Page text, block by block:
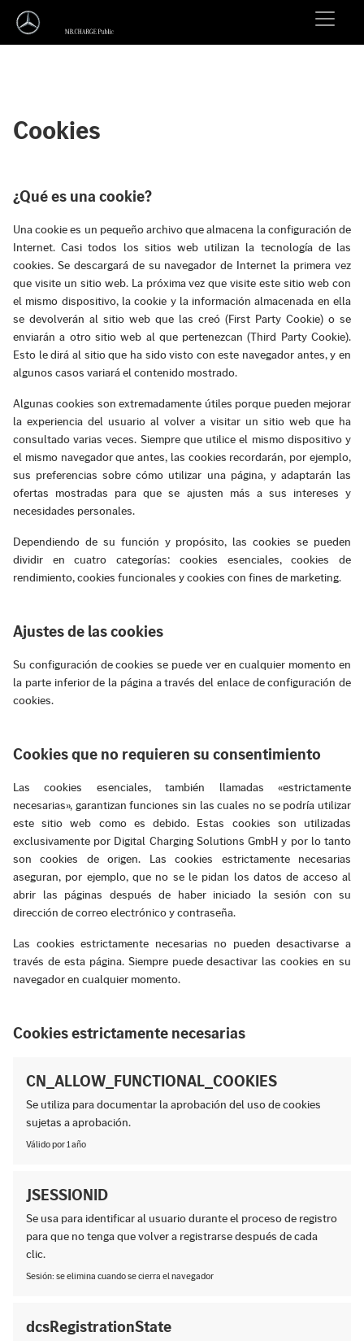
Cookies
¿Qué es una cookie?
Una cookie es un pequeño archivo que almacena la configuración de
Internet. Casi todos los sitios web utilizan la tecnología de las
cookies. Se descargará de su navegador de Internet la primera vez
que visite un sitio web. La próxima vez que visite este sitio web con
el mismo dispositivo, la cookie y la información almacenada en ella
se devolverán al sitio web que las creó (First Party Cookie) o se
enviarán a otro sitio web al que pertenezcan (Third Party Cookie).
Esto le dirá al sitio que ha sido visto con este navegador antes, y en
algunos casos variará el contenido mostrado.
Algunas cookies son extremadamente útiles porque pueden mejorar
la experiencia del usuario al volver a visitar un sitio web que ha
consultado varias veces. Siempre que utilice el mismo dispositivo y
el mismo navegador que antes, las cookies recordarán, por ejemplo,
sus preferencias sobre cómo utilizar una página, y adaptarán las
ofertas mostradas para que se ajusten más a sus intereses y
necesidades personales.
Dependiendo de su función y propósito, las cookies se pueden
dividir en cuatro categorías: cookies esenciales, cookies de
rendimiento, cookies funcionales y cookies con fines de marketing.
Ajustes de las cookies
Su configuración de cookies se puede ver en cualquier momento en
la parte inferior de la página a través del enlace de configuración de
cookies.
Cookies que no requieren su consentimiento
Las cookies esenciales, también llamadas «estrictamente
necesarias», garantizan funciones sin las cuales no se podría utilizar
este sitio web como es debido. Estas cookies son utilizadas
exclusivamente por Digital Charging Solutions GmbH y por lo tanto
son cookies de origen. Las cookies estrictamente necesarias
aseguran, por ejemplo, que no se le pidan los datos de acceso al
abrir las páginas después de haber iniciado la sesión con su
dirección de correo electrónico y contraseña.
Las cookies estrictamente necesarias no pueden desactivarse a
través de esta página. Siempre puede desactivar las cookies en su
navegador en cualquier momento.
Cookies estrictamente necesarias
CN_ALLOW_FUNCTIONAL_COOKIES
Se utiliza para documentar la aprobación del uso de cookies
sujetas a aprobación.
Válido por 1 año
JSESSIONID
Se usa para identificar al usuario durante el proceso de registro
para que no tenga que volver a registrarse después de cada
clic.
Sesión: se elimina cuando se cierra el navegador
dcsRegistrationState